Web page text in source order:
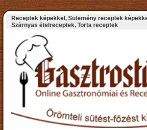
Receptek képekkel, Sütemény receptek
Szárnyas ételreceptek, Torta receptek